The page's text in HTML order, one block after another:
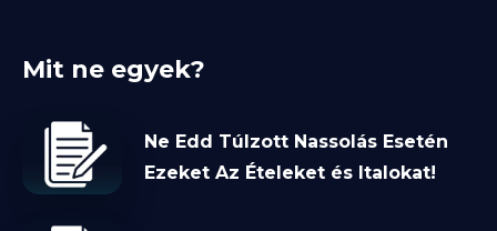
Mit ne egyek?
Ne Edd Túlzott Nassolás Esetén
Ezeket Az Ételeket és Italokat!